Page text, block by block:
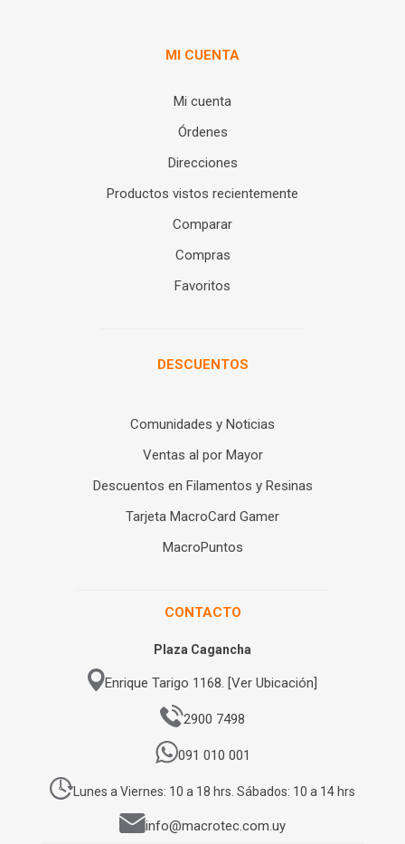
MI CUENTA
Mi cuenta
Órdenes
Direcciones
Productos vistos recientemente
Comparar
Compras
Favoritos
DESCUENTOS
Comunidades y Noticias
Ventas al por Mayor
Descuentos en Filamentos y Resinas
Tarjeta MacroCard Gamer
MacroPuntos
CONTACTO
Plaza Cagancha
Enrique Tarigo 1168. [Ver Ubicación]
2900 7498
091 010 001
Lunes a Viernes: 10 a 18 hrs. Sábados: 10 a 14 hrs
info@macrotec.com.uy